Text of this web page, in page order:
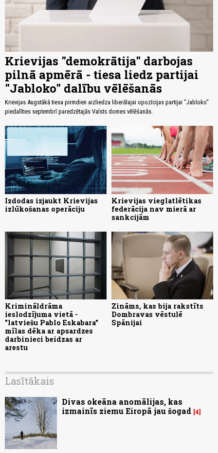
Krievijas "demokrātija" darbojas
pilnā apmērā - tiesa liedz partijai
"Jabloko" dalību vēlēšanās
Krievijas Augstākā tiesa pirmdien aizliedza liberālajai opozīcijas partijai "Jabloko"
piedalīties septembrī paredzētajās Valsts domes vēlēšanās.
Izdodas izjaukt Krievijas
izlūkošanas operāciju
Krievijas vieglatlētikas
federācija nav mierā ar
sankcijām
Krimināldrāma
ieslodzījuma vietā -
"latviešu Pablo Eskabara"
mīlas dēka ar apsardzes
darbinieci beidzas ar
arestu
Zināms, kas bija rakstīts
Dombravas vēstulē
Spānijai
Lasītākais
Divas okeāna anomālijas, kas
izmainīs ziemu Eiropā jau šogad 4